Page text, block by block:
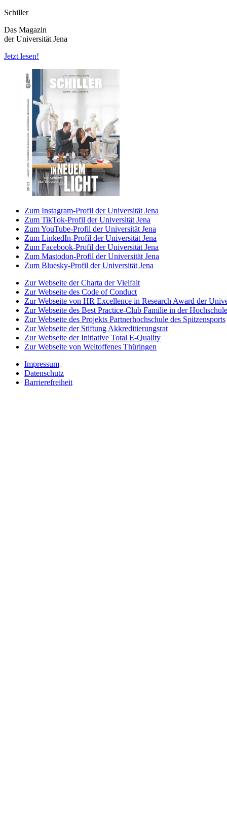
Schiller
Das Magazin
der Universität Jena
Jetzt lesen!
Zum Instagram-Profil der Universität Jena
Zum TikTok-Profil der Universität Jena
Zum YouTube-Profil der Universität Jena
Zum LinkedIn-Profil der Universität Jena
Zum Facebook-Profil der Universität Jena
Zum Mastodon-Profil der Universität Jena
Zum Bluesky-Profil der Universität Jena
Zur Webseite der Charta der Vielfalt
Zur Webseite des Code of Conduct
Zur Webseite von HR Excellence in Research Award der
Zur Webseite des Best Practice-Club Familie in der Hochschule
Zur Webseite des Projekts Partnerhochschule des Spitzensports
Zur Webseite der Stiftung Akkreditierungsrat
Zur Webseite der Initiative Total E-Quality
Zur Webseite von Weltoffenes Thüringen
Impressum
Datenschutz
Barrierefreiheit